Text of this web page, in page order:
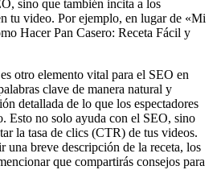
sino que también incita a los
tu video. Por ejemplo, en lugar de «Mi
Hacer Pan Casero: Receta Fácil y
es otro elemento vital para el SEO en
clave de manera natural y
detallada de lo que los espectadores
Esto no solo ayuda con el SEO, sino
la tasa de clics (CTR) de tus videos.
una breve descripción de la receta, los
que compartirás consejos para